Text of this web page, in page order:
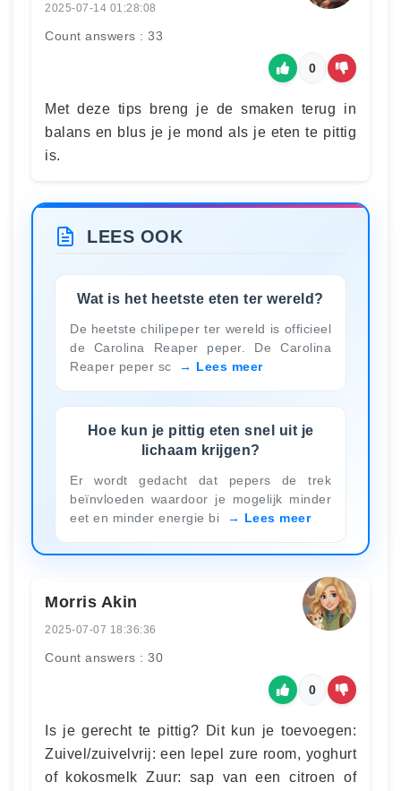
2025-07-14 01:28:08
Count answers : 33
0
Met deze tips breng je de smaken terug in
balans en blus je je mond als je eten te pittig
is.
LEES OOK
Wat is het heetste eten ter wereld?
De heetste chilipeper ter wereld is officieel
de Carolina Reaper peper. De Carolina
Reaper peper sc
Lees meer
Hoe kun je pittig eten snel uit je
lichaam krijgen?
Er wordt gedacht dat pepers de trek
beïnvloeden waardoor je mogelijk minder
eet en minder energie bi
Lees meer
Morris Akin
2025-07-07 18:36:36
Count answers : 30
0
Is je gerecht te pittig? Dit kun je toevoegen:
Zuivel/zuivelvrij: een lepel zure room, yoghurt
of kokosmelk Zuur: sap van een citroen of